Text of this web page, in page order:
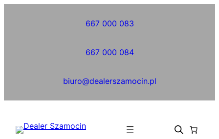
667 000 083
667 000 084
biuro@dealerszamocin.pl